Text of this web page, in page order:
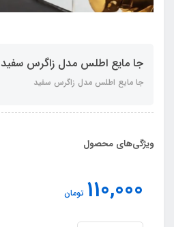
جا مایع اطلس مدل زاگرس سفید
جا مایع اطلس مدل زاگرس سفید
ویژگی‌های محصول
110,000 تومان